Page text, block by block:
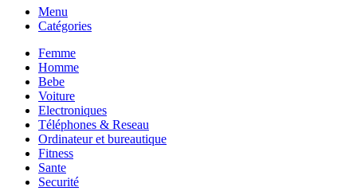
Menu
Catégories
Femme
Homme
Bebe
Voiture
Electroniques
Téléphones & Reseau
Ordinateur et bureautique
Fitness
Sante
Securité